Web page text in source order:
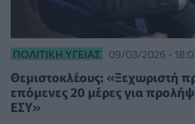
ΠΟΛΙΤΙΚΉ ΥΓΕΊΑΣ 09/03/2026 -
Θεμιστοκλέους: «Ξεχωριστή
επόμενες 20 μέρες για
ΕΣΥ»